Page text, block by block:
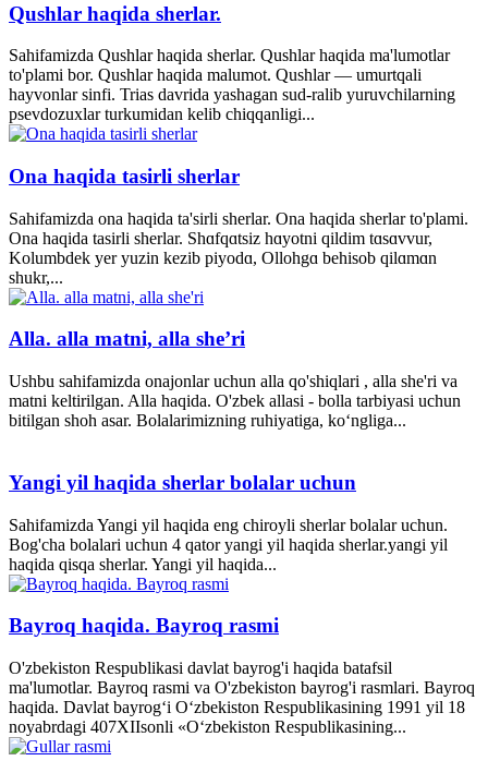
Qushlar haqida sherlar.
Sahifamizda Qushlar haqida sherlar. Qushlar haqida ma'lumotlar
to'plami bor. Qushlar haqida malumot. Qushlar — umurtqali
hayvonlar sinfi. Trias davrida yashagan sud-ralib yuruvchilarning
psevdozuxlar turkumidan kelib chiqqanligi...
Ona haqida tasirli sherlar
Sahifamizda ona haqida ta'sirli sherlar. Ona haqida sherlar to'plami.
Ona haqida tasirli sherlar. Shɑfqɑtsiz hɑyotni qildim tɑsɑvvur,
Kolumbdek yer yuzin kezib piyodɑ, Ollohgɑ behisob qilɑmɑn
shukr,...
Alla. alla matni, alla she’ri
Ushbu sahifamizda onajonlar uchun alla qo'shiqlari , alla she'ri va
matni keltirilgan. Alla haqida. O'zbek allasi - bolla tarbiyasi uchun
bitilgan shoh asar. Bolalarimizning ruhiyatiga, ko‘ngliga...
Yangi yil haqida sherlar bolalar uchun
Sahifamizda Yangi yil haqida eng chiroyli sherlar bolalar uchun.
Bog'cha bolalari uchun 4 qator yangi yil haqida sherlar.yangi yil
haqida qisqa sherlar. Yangi yil haqida...
Bayroq haqida. Bayroq rasmi
O'zbekiston Respublikasi davlat bayrog'i haqida batafsil
ma'lumotlar. Bayroq rasmi va O'zbekiston bayrog'i rasmlari. Bayroq
haqida. Davlat bayrog‘i O‘zbekiston Respublikasining 1991 yil 18
noyabrdagi 407­XII­sonli «O‘zbekiston Respublikasining...